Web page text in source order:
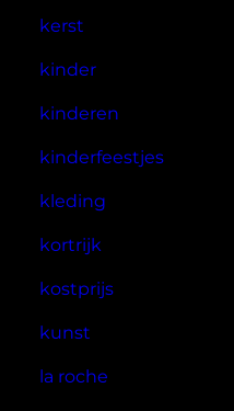
kerst
kinder
kinderen
kinderfeestjes
kleding
kortrijk
kostprijs
kunst
la roche